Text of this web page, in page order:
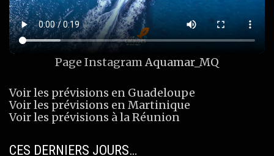
Page InstagramAquamar_MQ
Voir les prévisions en Guadeloupe
Voir les prévisions en Martinique
Voir les prévisions à la Réunion
CES DERNIERS JOURS…